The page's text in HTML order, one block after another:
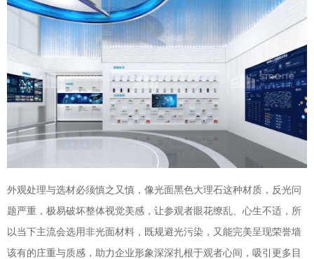
外观处理与选材必须慎之又慎，像光面黑色大理石这种材质，反光问
题严重，极易破坏整体视觉美感，让参观者眼花缭乱、心生不适，所
以当下主流会选用非光面材料，既规避光污染，又能完美呈现荣誉墙
该有的庄重与质感，助力企业形象深深扎根于观者心间，吸引更多目